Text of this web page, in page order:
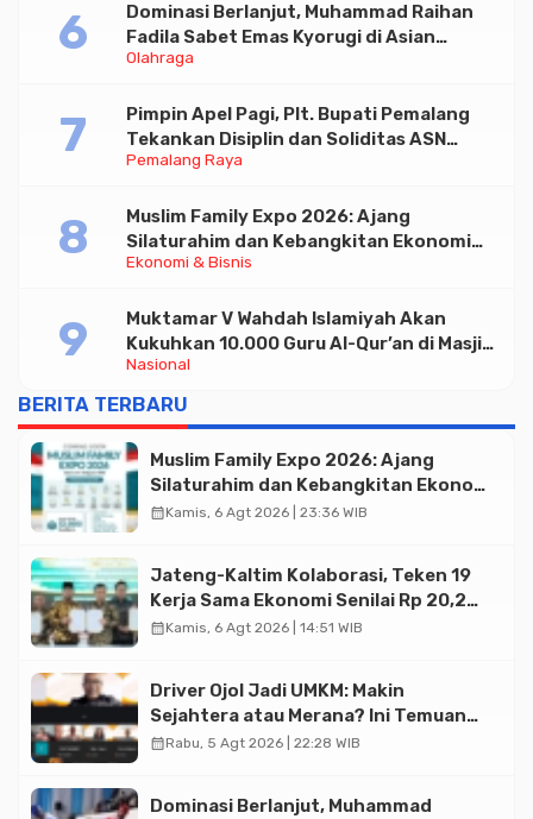
Olahraga
Dominasi Berlanjut, Muhammad Raihan
Fadila Sabet Emas Kyorugi di Asian
Taekwondo Indonesia Open 2026
Pemalang Raya
Pimpin Apel Pagi, Plt. Bupati Pemalang
Tekankan Disiplin dan Soliditas ASN
untuk Pelayanan Publik
Ekonomi & Bisnis
Muslim Family Expo 2026: Ajang
Silaturahim dan Kebangkitan Ekonomi
Halal di Jakarta
Nasional
Muktamar V Wahdah Islamiyah Akan
Kukuhkan 10.000 Guru Al-Qur’an di Masjid
Istiqlal
BERITA TERBARU
Muslim Family Expo 2026: Ajang
Silaturahim dan Kebangkitan Ekonomi
Halal di Jakarta
calendar_monthKamis, 6 Agt 2026 | 23:36 WIB
Jateng-Kaltim Kolaborasi, Teken 19
Kerja Sama Ekonomi Senilai Rp 20,2
Triliun
calendar_monthKamis, 6 Agt 2026 | 14:51 WIB
Driver Ojol Jadi UMKM: Makin
Sejahtera atau Merana? Ini Temuan
Diskusi Paramadina
calendar_monthRabu, 5 Agt 2026 | 22:28 WIB
Dominasi Berlanjut, Muhammad